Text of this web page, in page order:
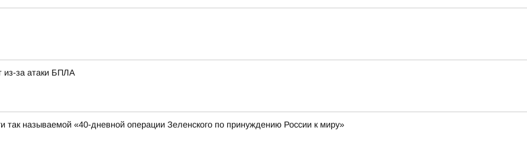
из-за атаки БПЛА
так называемой «40-дневной операции Зеленского по принуждению России к миру»